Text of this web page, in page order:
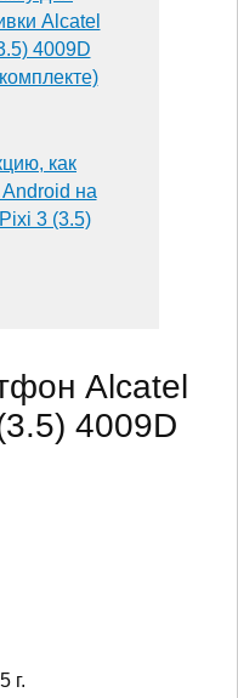
Alcatel
4009D
как
на
3 (3.5)
Alcatel
4009D
г.